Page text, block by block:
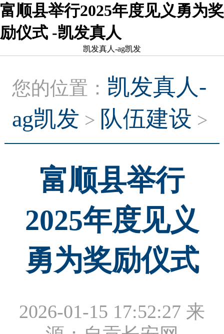
富顺县举行2025年度见义勇为奖
励仪式 -凯发真人
凯发真人-ag凯发
您的位置： 凯发真人-
ag凯发 > 队伍建设 >
富顺县举行
2025年度见义
勇为奖励仪式
2026-01-15 17:52:27 来